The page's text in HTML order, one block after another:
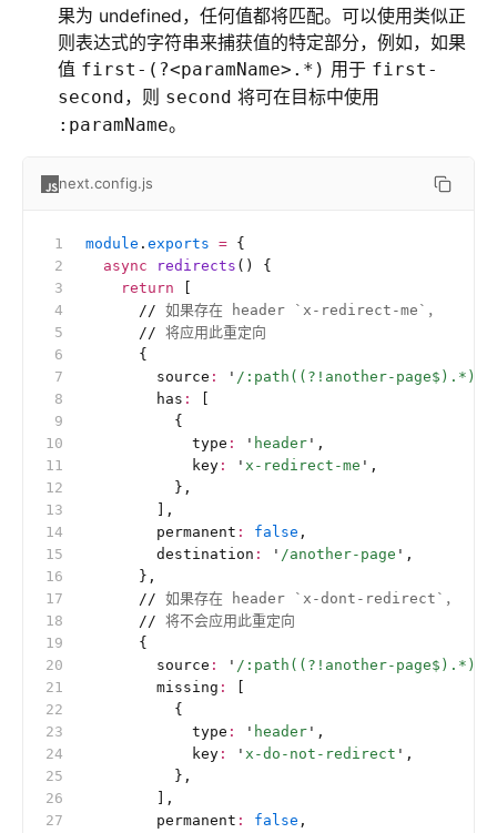
果为 undefined，任何值都将匹配。可以使用类似正
则表达式的字符串来捕获值的特定部分，例如，如果
值 first-(?<paramName>.*) 用于 first-
second，则 second 将可在目标中使用
:paramName。
next.config.js
module . exports = {
  async
redirects () {
    return
      //
如果存在 header `x-redirect-me`，
      //
将应用此重定向
      {
        source
: ' /:path((?!another-page$).*)
        has
:
          {
            type
: ' header ' ,
            key
: ' x-redirect-me ' ,
          },
        ],
        permanent
: false ,
        destination
: ' /another-page ' ,
      },
      //
如果存在 header `x-dont-redirect`，
      //
将不会应用此重定向
      {
        source
: ' /:path((?!another-page$).*)
        missing
:
          {
            type
: ' header ' ,
            key
: ' x-do-not-redirect ' ,
          },
        ],
        permanent
: false ,